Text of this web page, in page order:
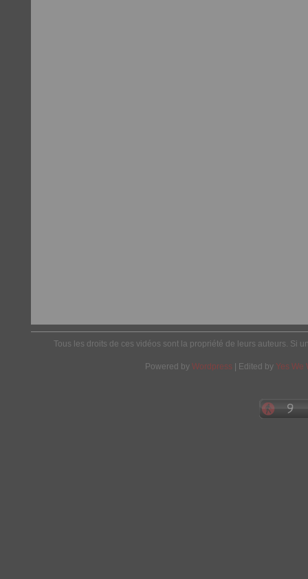
Tous les droits de ces vidéos sont la propriété de leurs auteurs. Si
Powered by Wordpress | Edited by Yes We